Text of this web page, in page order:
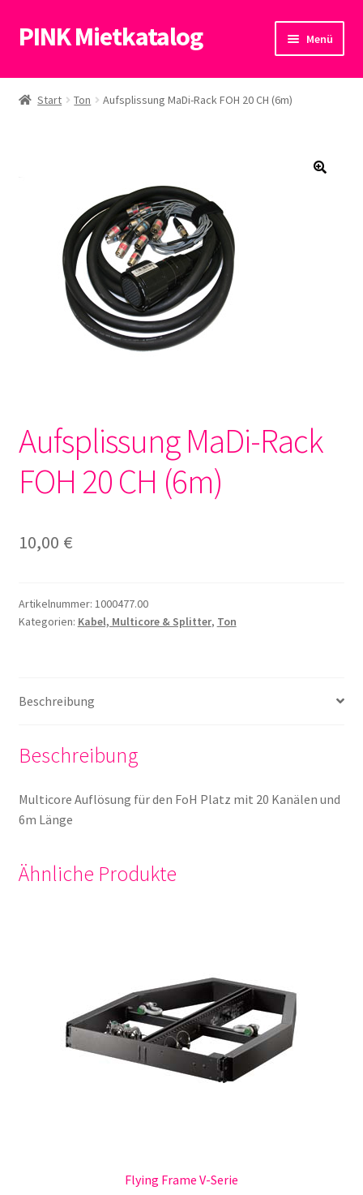
Zur
Navigation
Zum
Inhalt
PINK Mietkatalog Menü
Start
Start Ton Aufsplissung MaDi-Rack FOH 20 CH (6m)
Aufsplissung MaDi-Rack
FOH 20 CH (6m)
10,00 €
Artikelnummer: 1000477.00
Kategorien: Kabel, Multicore & Splitter, Ton
Beschreibung
Beschreibung
Multicore Auflösung für den FoH Platz mit 20 Kanälen und
6m Länge
Ähnliche Produkte
Flying Frame V-Serie